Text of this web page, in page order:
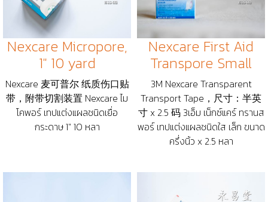
Nexcare Micropore,
1" 10 yard
Nexcare 麦可普尔 纸质伤口贴
带，附带切割装置 Nexcare ไม
โคพอร์ เทปแต่งแผลชนิดเยื่อ
กระดาษ 1" 10 หลา
Nexcare First Aid
Transpore Small
3M Nexcare Transparent
Transport Tape，尺寸：半英
寸 x 2.5 码 3เอ็ม เน็กซ์แคร์ ทรานส
พอร์ เทปแต่งแผลชนิดใส เล็ก ขนาด
ครึ่งนิ้ว x 2.5 หลา